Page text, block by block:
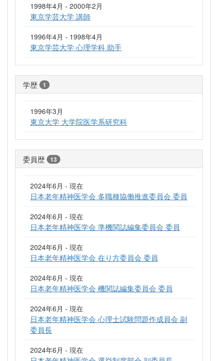
1998年4月 - 2000年2月
東京学芸大学 講師
1996年4月 - 1998年4月
東京学芸大学 心理学科 助手
学歴 1
1996年3月
東京大学 大学院医学系研究科
委員歴 13
2024年6月 - 現在
日本老年精神医学会 多職種協働推進委員会 委員
2024年6月 - 現在
日本老年精神医学会 準機関誌編集委員会 委員
2024年6月 - 現在
日本老年精神医学会 在り方委員会 委員
2024年6月 - 現在
日本老年精神医学会 機関誌編集委員会 委員
2024年6月 - 現在
日本老年精神医学会 心理士試験問題作成員会 副
委員長
2024年6月 - 現在